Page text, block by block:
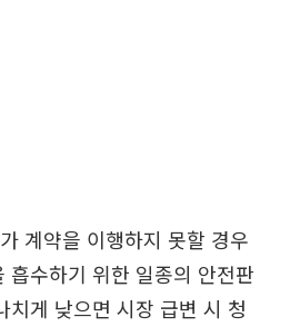
계약을 이행하지 못할 경우
흡수하기 위한 일종의 안전판
치게 낮으면 시장 급변 시 청